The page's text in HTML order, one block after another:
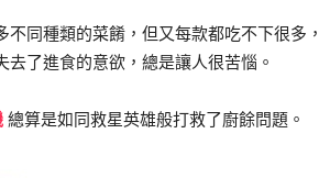
不同種類的菜餚，但又每款都吃不下很多
了進食的意欲，總是讓人很苦惱。
總算是如同救星英雄般打救了廚餘問題。